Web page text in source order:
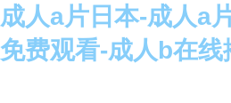
成人a片日本-成人a
免费观看-成人b在